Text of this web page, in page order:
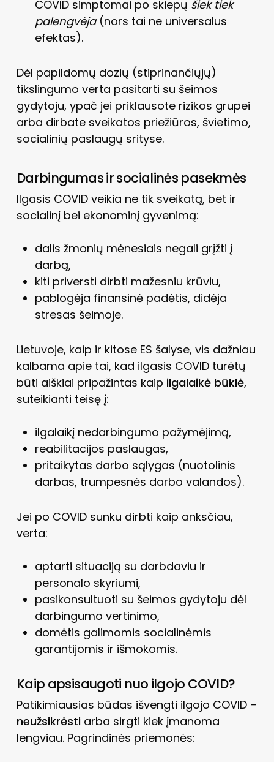
COVID simptomai po skiepų šiek tiek
palengvėja(nors tai ne universalus
efektas).
Dėl papildomų dozių (stiprinančiųjų)
tikslingumo verta pasitarti su šeimos
gydytoju, ypač jei priklausote rizikos grupei
arba dirbate sveikatos priežiūros, švietimo,
socialinių paslaugų srityse.
Darbingumas ir socialinės pasekmės
Ilgasis COVID veikia ne tik sveikatą, bet ir
socialinį bei ekonominį gyvenimą:
dalis žmonių mėnesiais negali grįžti į
darbą,
kiti priversti dirbti mažesniu krūviu,
pablogėja finansinė padėtis, didėja
stresas šeimoje.
Lietuvoje, kaip ir kitose ES šalyse, vis dažniau
kalbama apie tai, kad ilgasis COVID turėtų
būti aiškiai pripažintas kaip ilgalaikė būklė,
suteikianti teisę į:
ilgalaikį nedarbingumo pažymėjimą,
reabilitacijos paslaugas,
pritaikytas darbo sąlygas (nuotolinis
darbas, trumpesnės darbo valandos).
Jei po COVID sunku dirbti kaip anksčiau,
verta:
aptarti situaciją su darbdaviu ir
personalo skyriumi,
pasikonsultuoti su šeimos gydytoju dėl
darbingumo vertinimo,
domėtis galimomis socialinėmis
garantijomis ir išmokomis.
Kaip apsisaugoti nuo ilgojo COVID?
Patikimiausias būdas išvengti ilgojo COVID –
neužsikrėstiarba sirgti kiek įmanoma
lengviau. Pagrindinės priemonės: